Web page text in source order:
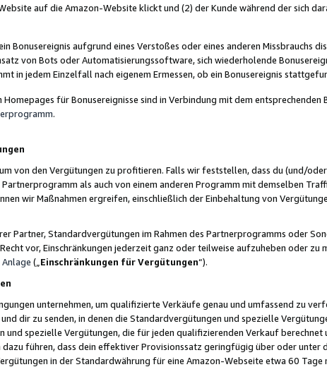
auf die Amazon-Website klickt und (2) der Kunde während der sich
Bonusereignis aufgrund eines Verstoßes oder eines anderen Missbrauchs
von Bots oder Automatisierungssoftware, sich wiederholende
in jedem Einzelfall nach eigenem Ermessen, ob ein Bonusereignis
für Bonusereignisse sind in Verbindung mit dem entsprechenden
.
von den Vergütungen zu profitieren. Falls wir feststellen, dass du (und/
als auch von einem anderen Programm mit demselben
wir Maßnahmen ergreifen, einschließlich der Einbehaltung von
Partner, Standardvergütungen im Rahmen des Partnerprogramms oder
vor, Einschränkungen jederzeit ganz oder teilweise aufzuheben oder
Anlage („ Einschränkungen für Vergütungen“).
unternehmen, um qualifizierte Verkäufe genau und umfassend zu
dir zu senden, in denen die Standardvergütungen und spezielle
und spezielle Vergütungen, die für jeden qualifizierenden Verkauf berechnet
dazu führen, dass dein effektiver Provisionssatz geringfügig über oder unter
in der Standardwährung für eine Amazon-Webseite etwa 60 Tage